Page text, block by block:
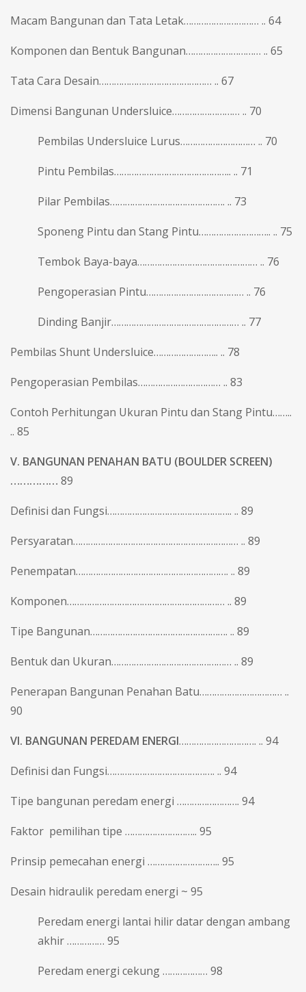
Macam Bangunan dan Tata Letak………………………… .. 64
Komponen dan Bentuk Bangunan………………………… .. 65
Tata Cara Desain……………………………………… .. 67
Dimensi Bangunan Undersluice……………………… .. 70
Pembilas Undersluice Lurus………………………… .. 70
Pintu Pembilas……………………………………….. .. 71
Pilar Pembilas………………………………………. .. 73
Sponeng Pintu dan Stang Pintu……………………….. .. 75
Tembok Baya-baya………………………………………… .. 76
Pengoperasian Pintu………………………………… .. 76
Dinding Banjir…………………………………………… .. 77
Pembilas Shunt Undersluice…………………….. .. 78
Pengoperasian Pembilas…………………………… .. 83
Contoh Perhitungan Ukuran Pintu dan Stang Pintu……..
.. 85
V. BANGUNAN PENAHAN BATU (BOULDER SCREEN)
…………… 89
Definisi dan Fungsi………………………………………….. .. 89
Persyaratan………………………………………………………… .. 89
Penempatan……………………………………………………. .. 89
Komponen……………………………………………………… .. 89
Tipe Bangunan………………………………………………. .. 89
Bentuk dan Ukuran………………………………………… .. 89
Penerapan Bangunan Penahan Batu…………………………… ..
90
VI. BANGUNAN PEREDAM ENERGI…………………………. .. 94
Definisi dan Fungsi……………………………………. .. 94
Tipe bangunan peredam energi ……………………. 94
Faktor pemilihan tipe ……………………….. 95
Prinsip pemecahan energi ……………………….. 95
Desain hidraulik peredam energi ~ 95
Peredam energi lantai hilir datar dengan ambang
akhir …………… 95
Peredam energi cekung ……………… 98